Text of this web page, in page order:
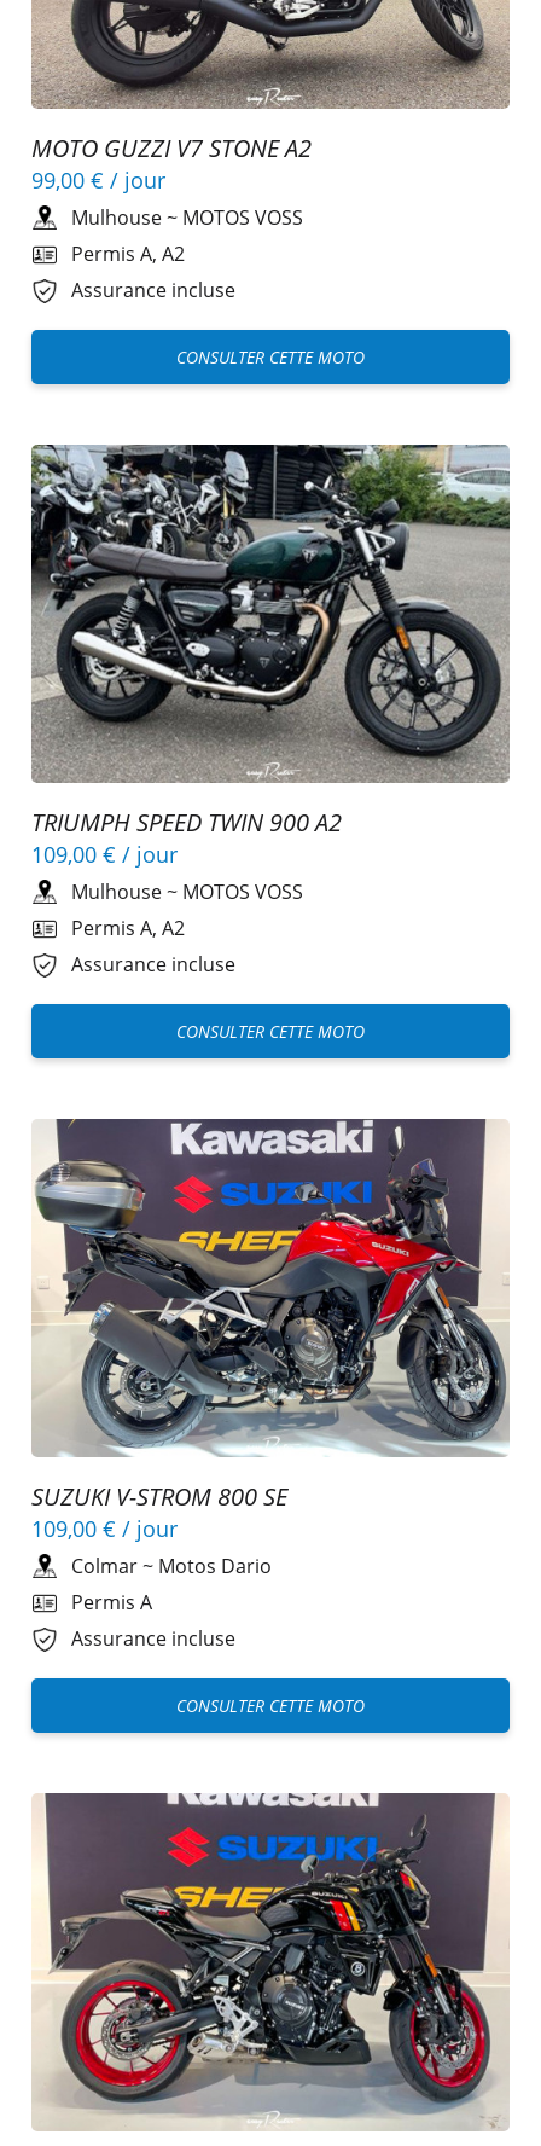
MOTO GUZZI V7 STONE A2
99,00 € / jour
Mulhouse~ MOTOS VOSS
Permis A, A2
Assurance incluse
CONSULTER CETTE MOTO
TRIUMPH SPEED TWIN 900 A2
109,00 € / jour
Mulhouse~ MOTOS VOSS
Permis A, A2
Assurance incluse
CONSULTER CETTE MOTO
SUZUKI V-STROM 800 SE
109,00 € / jour
Colmar~ Motos Dario
Permis A
Assurance incluse
CONSULTER CETTE MOTO